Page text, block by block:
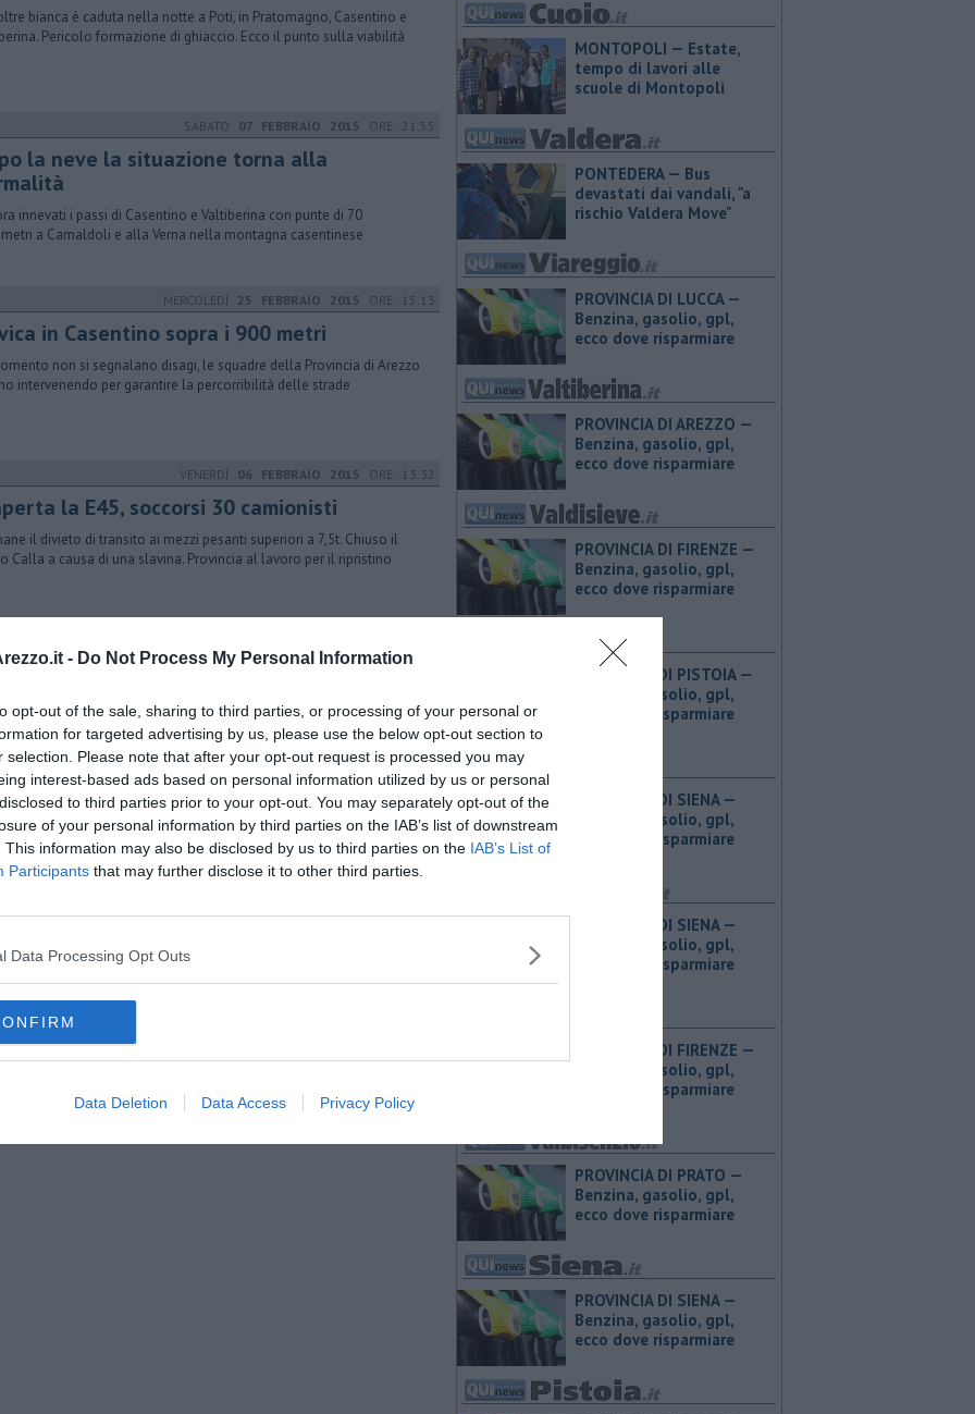
- Do Not Process My Personal Information
opt-out of the sale, sharing to third parties, or processing of your personal or
for targeted advertising by us, please use the below opt-out section to
selection. Please note that after your opt-out request is processed you may
interest-based ads based on personal information utilized by us or personal
to third parties prior to your opt-out. You may separately opt-out of the
of your personal information by third parties on the IAB’s list of downstream
This information may also be disclosed by us to third parties on the IAB’s List of
Participants that may further disclose it to other third parties.
Data Processing Opt Outs
Data Deletion Data Access Privacy Policy
bianca è caduta nella notte a Poti, in Pratomagno, Casentino e
Pericolo formazione di ghiaccio. Ecco il punto sulla viabilità
SABATO 07 FEBBRAIO 2015 ORE 21:55
la neve la situazione torna alla
innevati i passi di Casentino e Valtiberina con punte di 70
a Camaldoli e alla Verna nella montagna casentinese
MERCOLEDÌ 25 FEBBRAIO 2015 ORE 15:13
in Casentino sopra i 900 metri
non si segnalano disagi, le squadre della Provincia di Arezzo
intervenendo per garantire la percorribilità delle strade
VENERDÌ 06 FEBBRAIO 2015 ORE 13:32
la E45, soccorsi 30 camionisti
il divieto di transito ai mezzi pesanti superiori a 7,5t. Chiuso il
Calla a causa di una slavina. Provincia al lavoro per il ripristino
MERCOLEDÌ19 MAGGIO 2021 ORE 13:17
di elogio da parte della presidente Chiassai a tutta la macchina
della Provincia che è al lavoro per l'evento di domani
MONTOPOLI — Estate,
tempo di lavori alle
scuole di Montopoli
PONTEDERA — Bus
devastati dai vandali, "a
rischio Valdera Move"
PROVINCIA DI LUCCA — ​
Benzina, gasolio, gpl,
ecco dove risparmiare
PROVINCIA DI AREZZO — ​
Benzina, gasolio, gpl,
ecco dove risparmiare
PROVINCIA DI FIRENZE — ​
Benzina, gasolio, gpl,
ecco dove risparmiare
PROVINCIA DI PISTOIA — ​
Benzina, gasolio, gpl,
ecco dove risparmiare
PROVINCIA DI SIENA — ​
Benzina, gasolio, gpl,
ecco dove risparmiare
PROVINCIA DI SIENA — ​
Benzina, gasolio, gpl,
ecco dove risparmiare
PROVINCIA DI FIRENZE — ​
Benzina, gasolio, gpl,
ecco dove risparmiare
PROVINCIA DI PRATO — ​
Benzina, gasolio, gpl,
ecco dove risparmiare
PROVINCIA DI SIENA — ​
Benzina, gasolio, gpl,
ecco dove risparmiare